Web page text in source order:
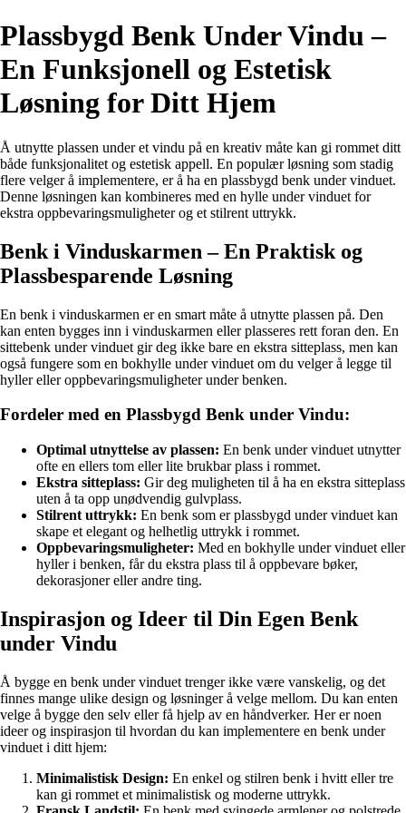
Plassbygd Benk Under Vindu –
En Funksjonell og Estetisk
Løsning for Ditt Hjem
Å utnytte plassen under et vindu på en kreativ måte kan gi rommet ditt
både funksjonalitet og estetisk appell. En populær løsning som stadig
flere velger å implementere, er å ha en plassbygd benk under vinduet.
Denne løsningen kan kombineres med en hylle under vinduet for
ekstra oppbevaringsmuligheter og et stilrent uttrykk.
Benk i Vinduskarmen – En Praktisk og
Plassbesparende Løsning
En benk i vinduskarmen er en smart måte å utnytte plassen på. Den
kan enten bygges inn i vinduskarmen eller plasseres rett foran den. En
sittebenk under vinduet gir deg ikke bare en ekstra sitteplass, men kan
også fungere som en bokhylle under vinduet om du velger å legge til
hyller eller oppbevaringsmuligheter under benken.
Fordeler med en Plassbygd Benk under Vindu:
Optimal utnyttelse av plassen: En benk under vinduet utnytter
ofte en ellers tom eller lite brukbar plass i rommet.
Ekstra sitteplass: Gir deg muligheten til å ha en ekstra sitteplass
uten å ta opp unødvendig gulvplass.
Stilrent uttrykk: En benk som er plassbygd under vinduet kan
skape et elegant og helhetlig uttrykk i rommet.
Oppbevaringsmuligheter: Med en bokhylle under vinduet eller
hyller i benken, får du ekstra plass til å oppbevare bøker,
dekorasjoner eller andre ting.
Inspirasjon og Ideer til Din Egen Benk
under Vindu
Å bygge en benk under vinduet trenger ikke være vanskelig, og det
finnes mange ulike design og løsninger å velge mellom. Du kan enten
velge å bygge den selv eller få hjelp av en håndverker. Her er noen
ideer og inspirasjon til hvordan du kan implementere en benk under
vinduet i ditt hjem:
Minimalistisk Design: En enkel og stilren benk i hvitt eller tre
kan gi rommet et minimalistisk og moderne uttrykk.